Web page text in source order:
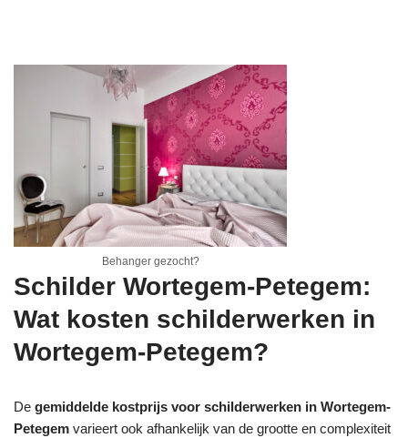
Behanger gezocht?
Schilder Wortegem-Petegem:
Wat kosten schilderwerken in
Wortegem-Petegem?
De gemiddelde kostprijs voor schilderwerken in Wortegem-
Petegem varieert ook afhankelijk van de grootte en complexiteit